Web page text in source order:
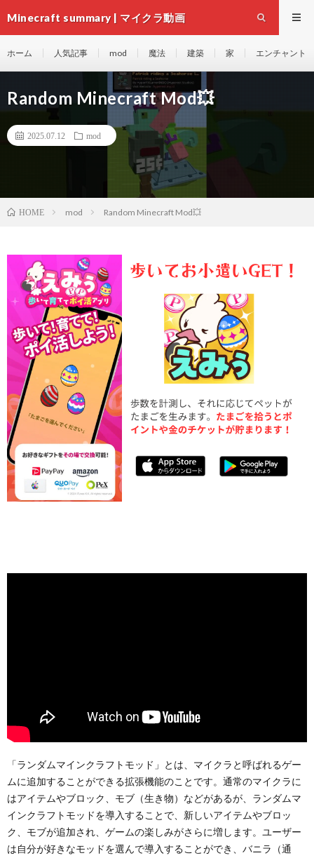
Minecraft summary | マイクラ動画
ホーム 人気記事 mod 魔法 建築 家 エンチャント
Random Minecraft Mod💥
2025.07.12 mod
HOME mod Random Minecraft Mod💥
「ランダムマインクラフトモッド」とは、マイクラと呼ばれるゲー
ムに追加することができる拡張機能のことです。通常のマイクラに
はアイテムやブロック、モブ（生き物）などがあるが、ランダムマ
インクラフトモッドを導入することで、新しいアイテムやブロッ
ク、モブが追加され、ゲームの楽しみがさらに増します。ユーザー
は自分が好きなモッドを選んで導入することができ、バニラ（通